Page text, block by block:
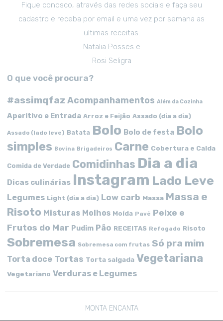
Fique conosco, através das redes sociais e faça seu
cadastro e receba por email e uma vez por semana as
ultimas receitas.
Natalia Posses e
Rosi Seligra
O que você procura?
#assimqfaz Acompanhamentos Além da Cozinha
Aperitivo e Entrada Arroz e Feijão Assado (dia a dia)
Assado (lado leve) Batata Bolo Bolo de festa Bolo
simples Bovina Brigadeiros Carne Cobertura e Calda
Comida de Verdade Comidinhas Dia a dia
Dicas culinárias Instagram Lado Leve
Legumes Light (dia a dia) Low carb Massa Massa e
Risoto Misturas Molhos Moída Pavê Peixe e
Frutos do Mar Pudim Pão RECEITAS Refogado Risoto
Sobremesa Sobremesa com frutas Só pra mim
Torta doce Tortas Torta salgada Vegetariana
Vegetariano Verduras e Legumes
MONTA ENCANTA